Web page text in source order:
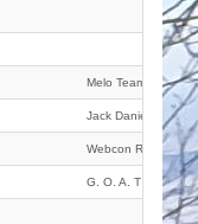
Melo Team
Jack Daniels Is
Webcon Runners
G. O. A. T Team